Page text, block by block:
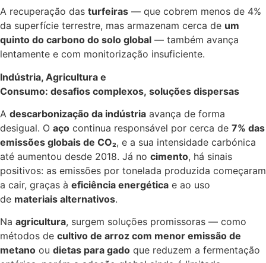
A recuperação das turfeiras — que cobrem menos de 4%
da superfície terrestre, mas armazenam cerca de um
quinto do carbono do solo global — também avança
lentamente e com monitorização insuficiente.
Indústria, Agricultura e
Consumo: desafios complexos, soluções dispersas
A descarbonização da indústria avança de forma
desigual. O aço continua responsável por cerca de 7% das
emissões globais de CO₂, e a sua intensidade carbónica
até aumentou desde 2018. Já no cimento, há sinais
positivos: as emissões por tonelada produzida começaram
a cair, graças à eficiência energética e ao uso
de materiais alternativos.
Na agricultura, surgem soluções promissoras — como
métodos de cultivo de arroz com menor emissão de
metano ou dietas para gado que reduzem a fermentação